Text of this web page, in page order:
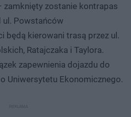
zostanie kontrapas
ul. Powstańców
będą kierowani trasą przez ul.
Ratajczaka i Taylora.
zapewnienia dojazdu do
Uniwersytetu Ekonomicznego.